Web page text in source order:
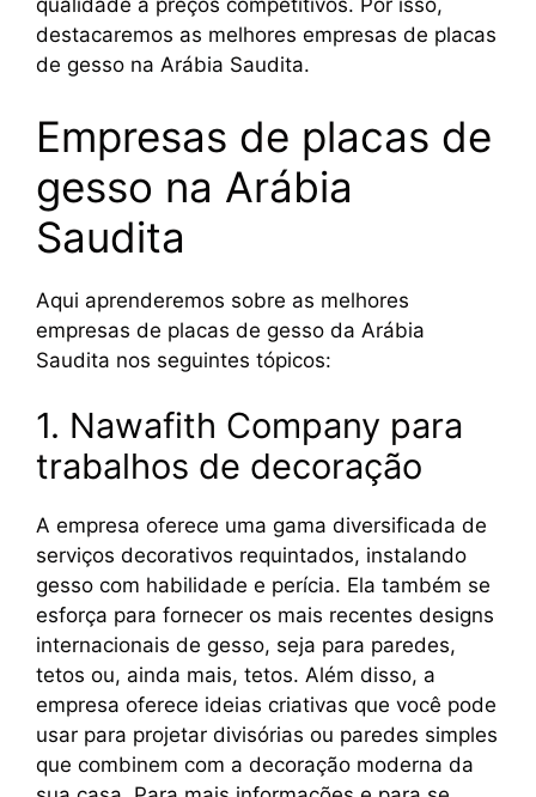
qualidade a preços competitivos. Por isso,
destacaremos as melhores empresas de placas
de gesso na Arábia Saudita.
Empresas de placas de
gesso na Arábia
Saudita
Aqui aprenderemos sobre as melhores
empresas de placas de gesso da Arábia
Saudita nos seguintes tópicos:
1. Nawafith Company para
trabalhos de decoração
A empresa oferece uma gama diversificada de
serviços decorativos requintados, instalando
gesso com habilidade e perícia. Ela também se
esforça para fornecer os mais recentes designs
internacionais de gesso, seja para paredes,
tetos ou, ainda mais, tetos. Além disso, a
empresa oferece ideias criativas que você pode
usar para projetar divisórias ou paredes simples
que combinem com a decoração moderna da